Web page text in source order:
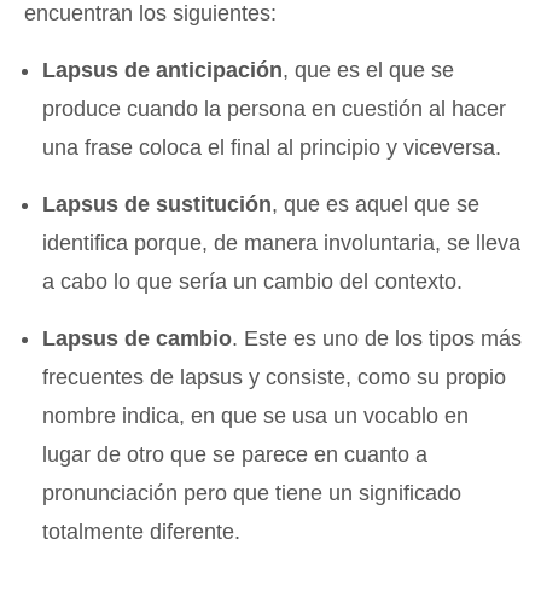
encuentran los siguientes:
Lapsus de anticipación, que es el que se
produce cuando la persona en cuestión al hacer
una frase coloca el final al principio y viceversa.
Lapsus de sustitución, que es aquel que se
identifica porque, de manera involuntaria, se lleva
a cabo lo que sería un cambio del contexto.
Lapsus de cambio. Este es uno de los tipos más
frecuentes de lapsus y consiste, como su propio
nombre indica, en que se usa un vocablo en
lugar de otro que se parece en cuanto a
pronunciación pero que tiene un significado
totalmente diferente.